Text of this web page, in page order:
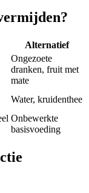
Alternatief
Ongezoete
dranken, fruit met
mate
Water, kruidenthee
Onbewerkte
basisvoeding